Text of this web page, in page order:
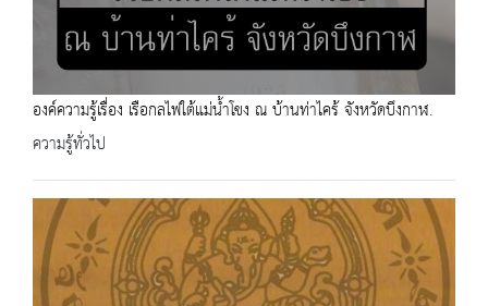
องค์ความรู้เรื่อง เรือกลไฟใต้แม่น้ำโขง ณ บ้านท่าไคร้ จังหวัดบึงกาฬ.
ความรู้ทั่วไป